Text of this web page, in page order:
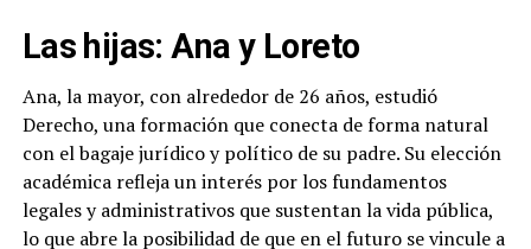
Las hijas: Ana y Loreto
Ana, la mayor, con alrededor de 26 años, estudió
Derecho, una formación que conecta de forma natural
con el bagaje jurídico y político de su padre. Su elección
académica refleja un interés por los fundamentos
legales y administrativos que sustentan la vida pública,
lo que abre la posibilidad de que en el futuro se vincule a